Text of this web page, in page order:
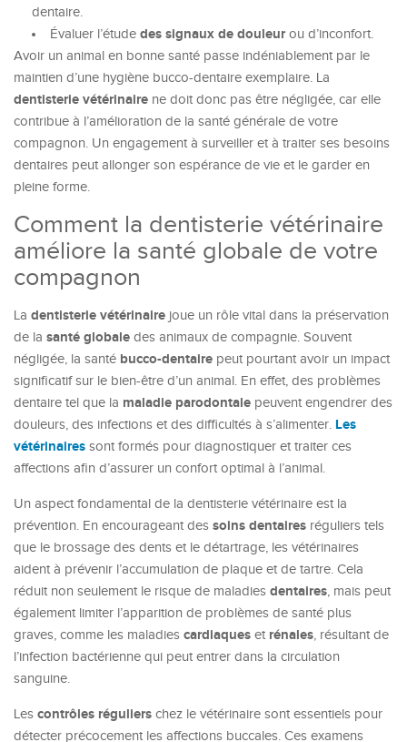
dentaire.
Évaluer l’étude des signaux de douleurou d’inconfort.
Avoir un animal en bonne santé passe indéniablement par le
maintien d’une hygiène bucco-dentaire exemplaire. La
dentisterie vétérinaire ne doit donc pas être négligée, car elle
contribue à l’amélioration de la santé générale de votre
compagnon. Un engagement à surveiller et à traiter ses besoins
dentaires peut allonger son espérance de vie et le garder en
pleine forme.
Comment la dentisterie vétérinaire
améliore la santé globale de votre
compagnon
La dentisterie vétérinaire joue un rôle vital dans la préservation
de la santé globale des animaux de compagnie. Souvent
négligée, la santé bucco-dentaire peut pourtant avoir un impact
significatif sur le bien-être d’un animal. En effet, des problèmes
dentaire tel que la maladie parodontale peuvent engendrer des
douleurs, des infections et des difficultés à s’alimenter. Les
vétérinaires sont formés pour diagnostiquer et traiter ces
affections afin d’assurer un confort optimal à l’animal.
Un aspect fondamental de la dentisterie vétérinaire est la
prévention. En encourageant des soins dentaires réguliers tels
que le brossage des dents et le détartrage, les vétérinaires
aident à prévenir l’accumulation de plaque et de tartre. Cela
réduit non seulement le risque de maladies dentaires, mais peut
également limiter l’apparition de problèmes de santé plus
graves, comme les maladies cardiaques et rénales, résultant de
l’infection bactérienne qui peut entrer dans la circulation
sanguine.
Les contrôles réguliers chez le vétérinaire sont essentiels pour
détecter précocement les affections buccales. Ces examens